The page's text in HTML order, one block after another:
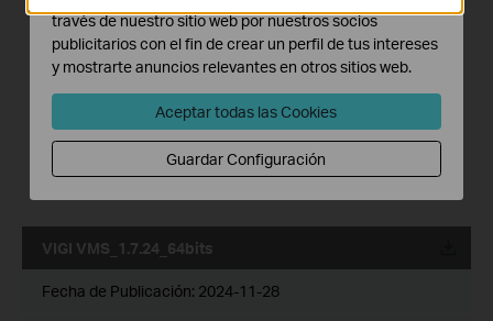
1. Optimized playback module.
2. Added support for custom alert.
3. Optimized device management module.
4. Optimized device map and design tool module.
5. Added support for device maintenance and device
maintenance history module.
6. Added support for 2FA login authentication with cloud
accounts.
7. Added support for DDNS.
VIGI VMS_1.7.24_64bits
Fecha de Publicación: 2024-11-28
través de nuestro sitio web por nuestros socios
publicitarios con el fin de crear un perfil de tus intereses
y mostrarte anuncios relevantes en otros sitios web.
Aceptar todas las Cookies
Guardar Configuración